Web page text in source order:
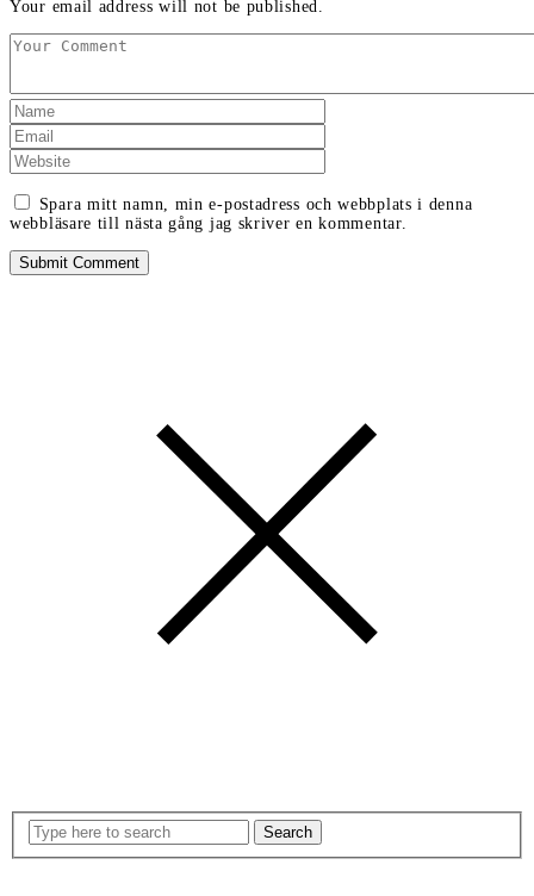
Your email address will not be published.
Spara mitt namn, min e-postadress och webbplats i denna
webbläsare till nästa gång jag skriver en kommentar.